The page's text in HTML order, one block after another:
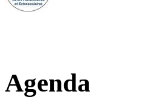
Agenda